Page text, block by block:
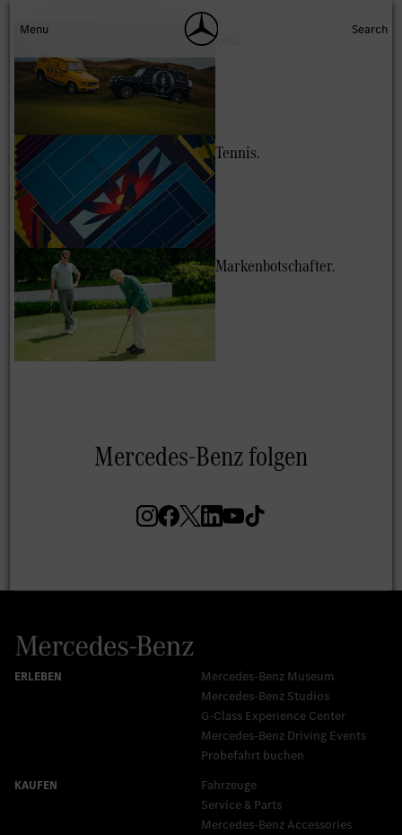
Mercedes-Benz Museum
Mercedes-Benz Studios
G-Class Experience Center
Mercedes-Benz Driving Events
Probefahrt buchen
Fahrzeuge
Service & Parts
Mercedes-Benz Accessories